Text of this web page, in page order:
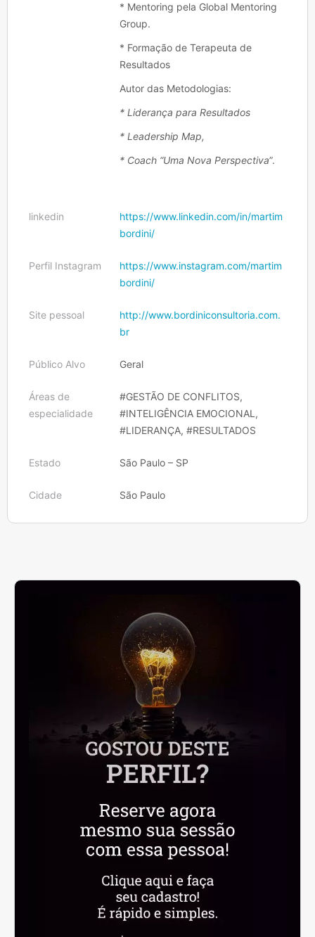
* Mentoring pela Global Mentoring
Group.
* Formação de Terapeuta de
Resultados
Autor das Metodologias:
* Liderança para Resultados
* Leadership Map,
* Coach “Uma Nova Perspectiva”.
linkedin
https://www.linkedin.com/in/martim
bordini/
Perfil Instagram
https://www.instagram.com/martim
bordini/
Site pessoal
http://www.bordiniconsultoria.com.
br
Público Alvo Geral
Áreas de
especialidade
#GESTÃO DE CONFLITOS,
#INTELIGÊNCIA EMOCIONAL,
#LIDERANÇA, #RESULTADOS
Estado São Paulo – SP
Cidade São Paulo